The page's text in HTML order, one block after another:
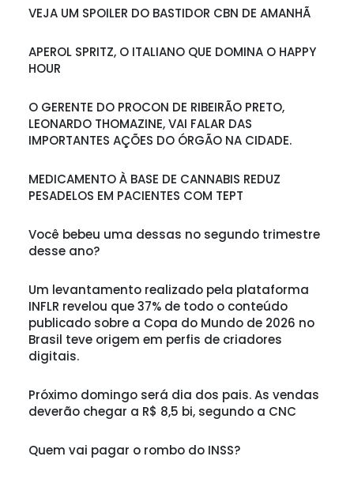
VEJA UM SPOILER DO BASTIDOR CBN DE AMANHÃ
APEROL SPRITZ, O ITALIANO QUE DOMINA O HAPPY
HOUR
O GERENTE DO PROCON DE RIBEIRÃO PRETO,
LEONARDO THOMAZINE, VAI FALAR DAS
IMPORTANTES AÇÕES DO ÓRGÃO NA CIDADE.
MEDICAMENTO À BASE DE CANNABIS REDUZ
PESADELOS EM PACIENTES COM TEPT
Você bebeu uma dessas no segundo trimestre
desse ano?
Um levantamento realizado pela plataforma
INFLR revelou que 37% de todo o conteúdo
publicado sobre a Copa do Mundo de 2026 no
Brasil teve origem em perfis de criadores
digitais.
Próximo domingo será dia dos pais. As vendas
deverão chegar a R$ 8,5 bi, segundo a CNC
Quem vai pagar o rombo do INSS?